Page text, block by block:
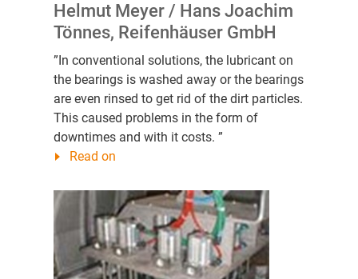
Helmut Meyer / Hans Joachim
Tönnes, Reifenhäuser GmbH
”In conventional solutions, the lubricant on
the bearings is washed away or the bearings
are even rinsed to get rid of the dirt particles.
This caused problems in the form of
downtimes and with it costs. ”
Read on